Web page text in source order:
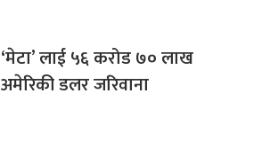
‘मेटा’ लाई ५६ करोड ७० लाख
अमेरिकी डलर जरिवाना